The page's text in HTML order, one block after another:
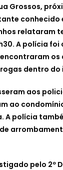
Grossos,
conhecido
relataram
A polícia foi
dentro do
aos
ao
A polícia
pelo 2º